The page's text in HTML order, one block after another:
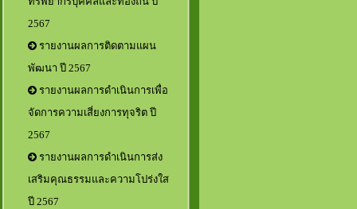
2567
รายงานผลการติดตามแผน
พัฒนา ปี 2567
รายงานผลการดำเนินการเพื่อ
จัดการความเสี่ยงการทุจริต ปี
2567
รายงานผลการดำเนินการส่ง
เสริมคุณธรรมและความโปร่งใส
ปี 2567